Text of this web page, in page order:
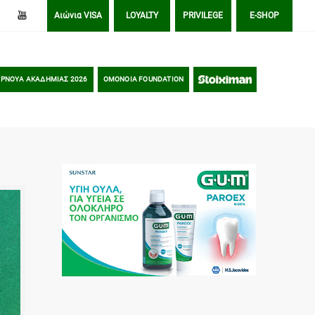
Αιώνια VISA LOYALTY PRIVILEGE E-SHOP
ΑΚΑΔΗΜΙΑΣ 2026 OMONOIA FOUNDATION STOIXIMAN